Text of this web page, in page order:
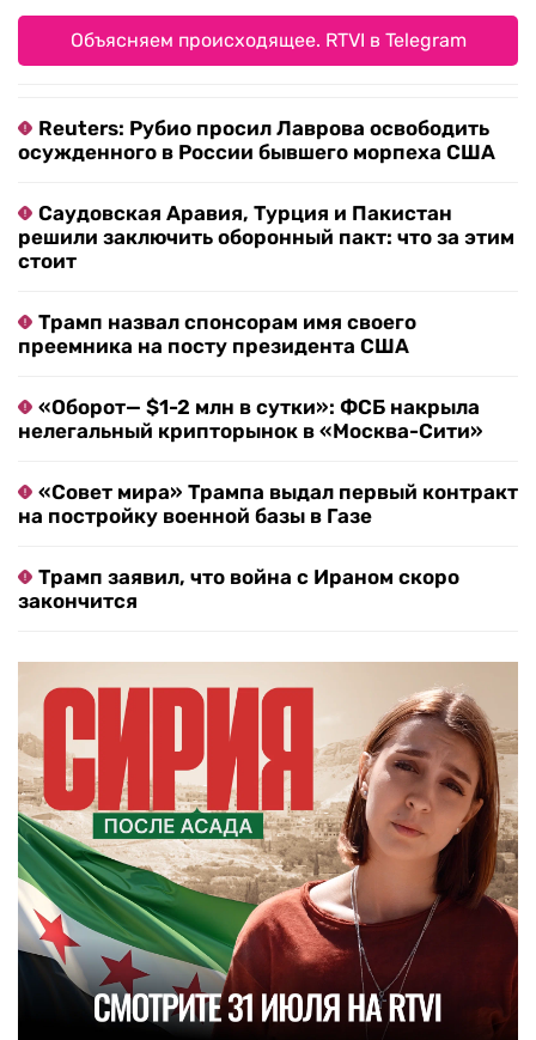
Объясняем происходящее. RTVI в Telegram
Reuters: Рубио просил Лаврова освободить
осужденного в России бывшего морпеха США
Саудовская Аравия, Турция и Пакистан
решили заключить оборонный пакт: что за этим
стоит
Трамп назвал спонсорам имя своего
преемника на посту президента США
«Оборот— $1-2 млн в сутки»: ФСБ накрыла
нелегальный крипторынок в «Москва-Сити»
«Совет мира» Трампа выдал первый контракт
на постройку военной базы в Газе
Трамп заявил, что война с Ираном скоро
закончится